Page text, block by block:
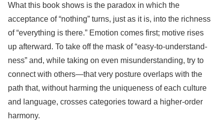
What this book shows is the paradox in which the
acceptance of “nothing” turns, just as it is, into the richness
of “everything is there.” Emotion comes first; motive rises
up afterward. To take off the mask of “easy-to-understand-
ness” and, while taking on even misunderstanding, try to
connect with others—that very posture overlaps with the
path that, without harming the uniqueness of each culture
and language, crosses categories toward a higher-order
harmony.